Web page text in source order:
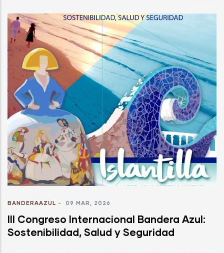
BANDERAAZUL - 09 MAR, 2026
III Congreso Internacional Bandera Azul:
Sostenibilidad, Salud y Seguridad